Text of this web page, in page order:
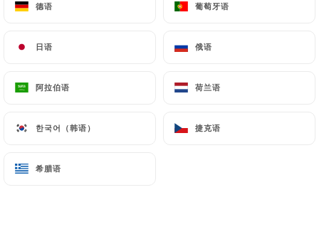
德语 葡萄牙语
日语 俄语
阿拉伯语 荷兰语
한국어（韩语） 捷克语
希腊语
德语 葡萄牙语
日语 俄语
阿拉伯语 荷兰语
한국어（韩语） 捷克语
希腊语